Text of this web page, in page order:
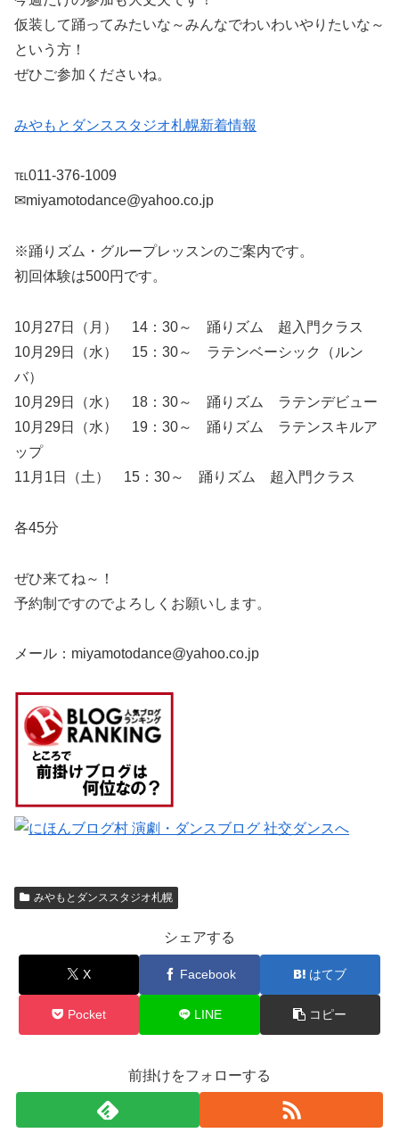
仮装して踊ってみたいな～みんなでわいわいやりたいな～
という方！
ぜひご参加くださいね。
みやもとダンススタジオ札幌新着情報
℡011-376-1009
✉miyamotodance@yahoo.co.jp
※踊りズム・グループレッスンのご案内です。
初回体験は500円です。
10月27日（月） 14：30～ 踊りズム 超入門クラス
10月29日（水） 15：30～ ラテンベーシック（ルン
バ）
10月29日（水） 18：30～ 踊りズム ラテンデビュー
10月29日（水） 19：30～ 踊りズム ラテンスキルア
ップ
11月1日（土） 15：30～ 踊りズム 超入門クラス
各45分
ぜひ来てね～！
予約制ですのでよろしくお願いします。
メール：miyamotodance@yahoo.co.jp
みやもとダンススタジオ札幌
シェアする
X Facebook はてブ
Pocket LINE コピー
前掛けをフォローする